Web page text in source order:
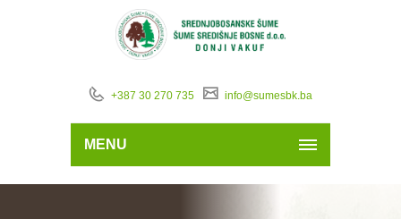
+387 30 270 735 info@sumesbk.ba
MENU